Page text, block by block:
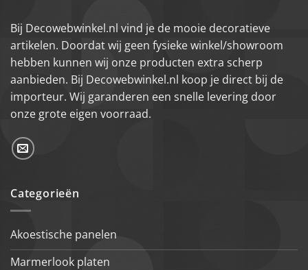
Bij Decowebwinkel.nl vind je de mooie decoratieve
artikelen. Doordat wij geen fysieke winkel/showroom
hebben kunnen wij onze producten extra scherp
aanbieden. Bij Decowebwinkel.nl koop je direct bij de
importeur. Wij garanderen een snelle levering door
onze grote eigen voorraad.
Categorieën
Akoestische panelen
Marmerlook platen